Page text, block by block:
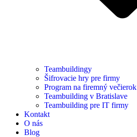
Teambuildingy
Šifrovacie hry pre firmy
Program na firemný večierok
Teambuilding v Bratislave
Teambuilding pre IT firmy
Kontakt
O nás
Blog